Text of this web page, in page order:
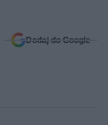
Dodaj do Google